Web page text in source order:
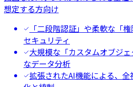
想定する方向け
「二段階認証」や柔軟な「
セキュリティ
大規模な「カスタムオブジ
なデータ分析
拡張されたAI機能による、